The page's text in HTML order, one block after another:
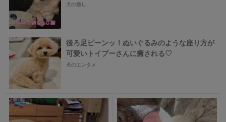
犬の癒し
後ろ足ピーンッ！ぬいぐるみのような座り方が
可愛いトイプーさんに癒される♡
犬のエンタメ